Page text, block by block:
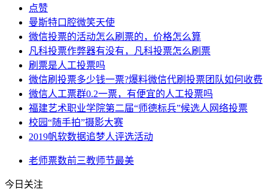
点赞
曼斯特口腔微笑天使
微信投票的活动怎么刷票的，价格怎么算
凡科投票作弊器有没有，凡科投票怎么刷票
刷票是人工投票吗
微信刷投票多少钱一票?爆料微信代刷投票团队如何收费
微信人工票群0.2一票，有便宜的人工投票吗
福建艺术职业学院第二届“师德标兵”候选人网络投票
校园“随手拍”摄影大赛
2019帆软数据追梦人评选活动
老师票数前三教师节最美
今日关注